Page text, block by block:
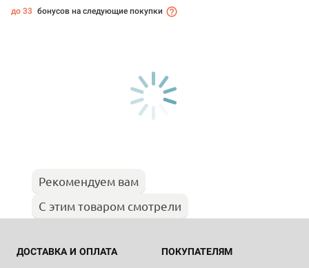
до 33 бонусов на следующие покупки
Рекомендуем вам
С этим товаром смотрели
ДОСТАВКА И ОПЛАТА ПОКУПАТЕЛЯМ